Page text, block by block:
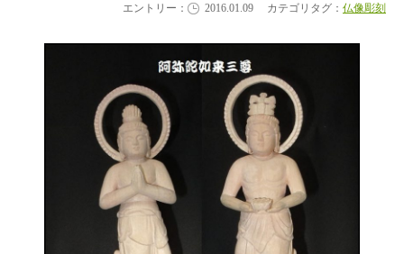
エントリー： 2016.01.09 カテゴリタグ： 仏像彫刻